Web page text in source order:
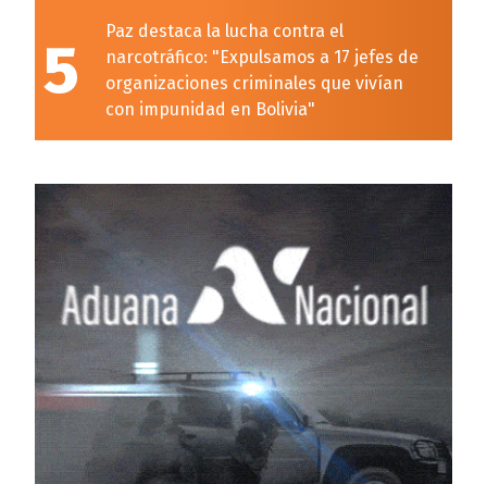
5
Paz destaca la lucha contra el
narcotráfico: "Expulsamos a 17 jefes de
organizaciones criminales que vivían
con impunidad en Bolivia"